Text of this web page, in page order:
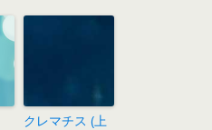
クレマチス (上